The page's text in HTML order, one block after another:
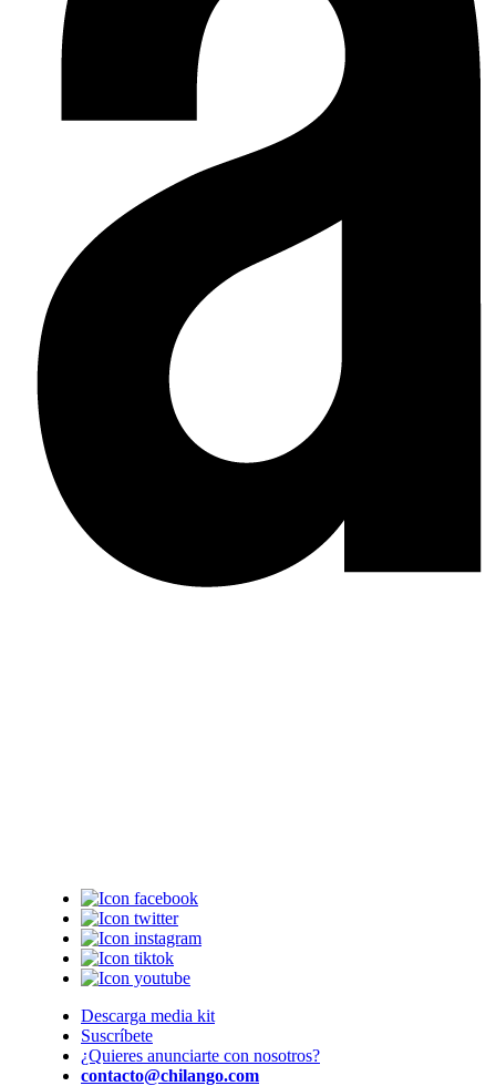
Descarga media kit
Suscríbete
¿Quieres anunciarte con nosotros?
contacto@chilango.com